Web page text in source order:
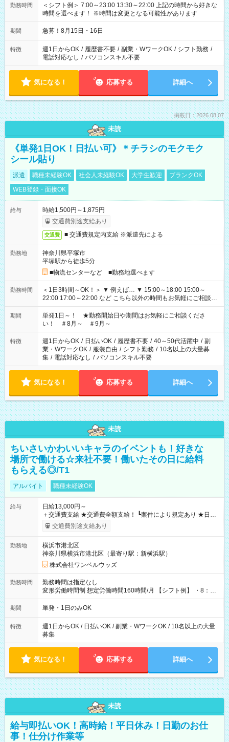
勤務時間
＜シフト例＞ 7:00～23:00 13:30～22:00 上記の時間から好きな
時間を選べます！ ※時間は変更となる可能性があります
期間 急募！8月15日・16日
特徴 週1日からOK / 履歴書不要 / 副業・WワークOK / シフト勤務 /
電話対応なし / パソコンスキル不要
気になる！ 応募する 詳細へ
掲載日：2026.08.07
未読
《単発1日OK！日払い可》＊チラシのモクモク
シール貼り
派遣 職種未経験OK 社会人未経験OK 大学生歓迎
ブランクOK
WEB登録・面接OK
給与
時給1,500円～1,875円
交通費別途支給あり
交通費 ■ 交通費規定内支給 ※派遣先による
勤務地
神奈川県平塚市
平塚駅から徒歩5分
■物流センターなど ■勤務地選べます
勤務時間
＜1日3時間～OK！＞ ▼ 例えば… ▼ 15:00～18:00 15:00～
22:00 17:00～22:00 など こちら以外の時間もお気軽にご相談く
ださい！
期間
単発1日～！ ★勤務開始日や期間はお気軽にご相談くださ
い！ ＃8月～ ＃9月～
特徴 週1日からOK / 日払いOK / 履歴書不要 / 40～50代活躍中 / 副
業・WワークOK / 服装自由 / シフト勤務 / 10名以上の大量募
集 / 電話対応なし / パソコンスキル不要
気になる！ 応募する 詳細へ
未読
ちいさいかわいいキャラのイベントも！好きな
場所で働ける☆来社不要！働いたその日に給料
もらえる◎/T1
アルバイト 職種未経験OK
給与
日給13,000円～
＋交通費支給 ★交通費全額支給！ ┗案件により規定あり ★日払
いOK！（規定あり） ┗働いたその日に現金GET♪ お仕事後はコ
ンビニATMから 日払い分を引き落とせます！ 【試用期間】試
交通費別途支給あり
勤務地
横浜市港北区
神奈川県横浜市港北区（最寄り駅：新横浜駅）
株式会社ワンベルウッズ
勤務時間
勤務時間は指定なし
変形労働時間制 想定労働時間160時間/月 【シフト例】 ・8：00
～21：00
期間 単発・1日のみOK
特徴
週1日からOK / 日払いOK / 副業・WワークOK / 10名以上の大量
募集
気になる！ 応募する 詳細へ
未読
給与即払いOK！高時給！平日休み！日勤のお仕
事！仕分け作業等